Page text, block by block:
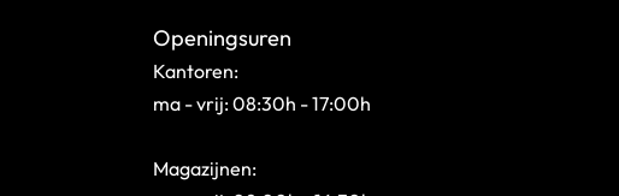
Openingsuren
Kantoren:
ma - vrij: 08:30h - 17:00h
Magazijnen: